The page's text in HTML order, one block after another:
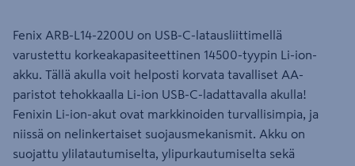
Fenix ARB-L14-2200U on USB-C-latausliittimellä
varustettu korkeakapasiteettinen 14500-tyypin Li-ion-
akku. Tällä akulla voit helposti korvata tavalliset AA-
paristot tehokkaalla Li-ion USB-C-ladattavalla akulla!
Fenixin Li-ion-akut ovat markkinoiden turvallisimpia, ja
niissä on nelinkertaiset suojausmekanismit. Akku on
suojattu ylilatautumiselta, ylipurkautumiselta sekä